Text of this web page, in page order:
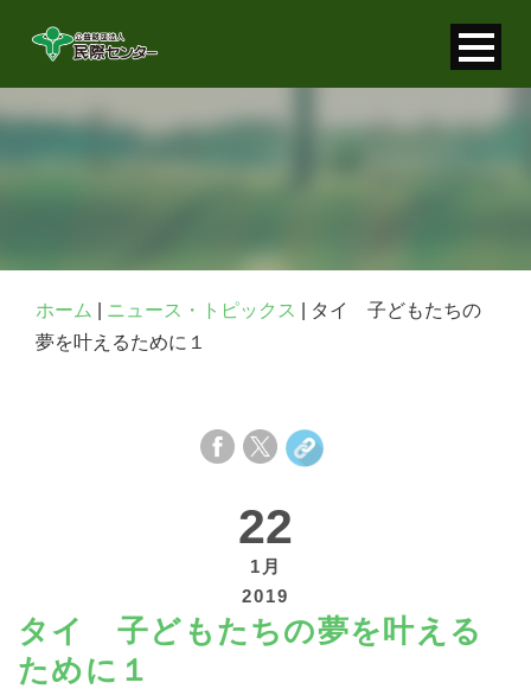
お問い合わせ
ホーム ニュース・トピックス
タイ 子どもたちの
夢を叶えるために１
22
1月
2019
タイ 子どもたちの夢を叶える
ために１